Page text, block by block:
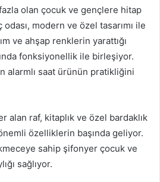
olan çocuk ve gençlere hitap
modern ve özel tasarımı ile
ve ahşap renklerin yarattığı
fonksiyonellik ile birleşiyor.
alarmlı saat ürünün pratikliğini
alan raf, kitaplık ve özel bardaklık
özelliklerin başında geliyor.
sahip şifonyer çocuk ve
sağlıyor.